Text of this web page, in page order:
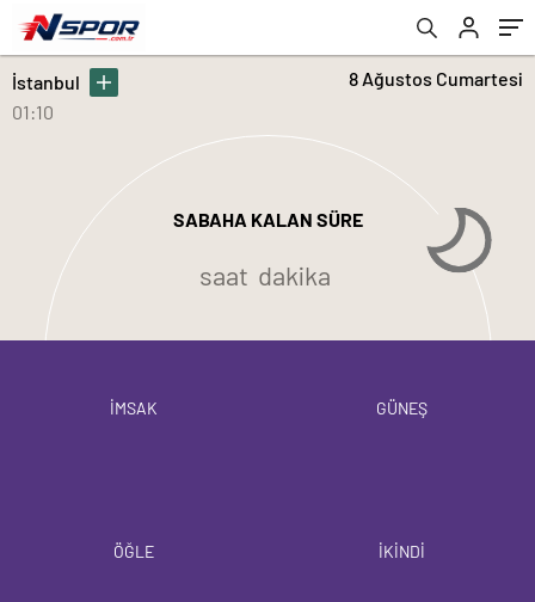
İstanbul
01:10
SABAHA KALAN SÜRE
saat dakika
8 Ağustos Cumartesi
İMSAK GÜNEŞ
ÖĞLE İKİNDİ